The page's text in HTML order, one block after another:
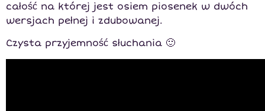
całość na której jest osiem piosenek w dwóch
wersjach pełnej i zdubowanej.
Czysta przyjemność słuchania 🙂